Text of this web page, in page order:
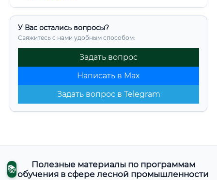
У Вас остались вопросы?
Свяжитесь с нами удобным способом:
Задать вопрос
Написать в Max
Задать вопрос в Telegram
📚
Полезные материалы по программам
обучения в сфере лесной промышленности